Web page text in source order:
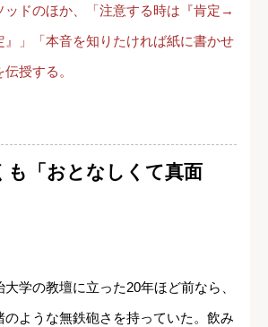
ドのほか、「注意する時は『肯定→
」「本音を知りたければ紙に書かせ
授する。
も「おとなしくて真面
学の教壇に立った20年ほど前なら、
のような無鉄砲さを持っていた。飲み